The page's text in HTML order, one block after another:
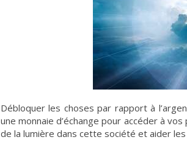
Débloquer les choses par rapport à
une monnaie d’échange pour accéder à
de la lumière dans cette société et aider les